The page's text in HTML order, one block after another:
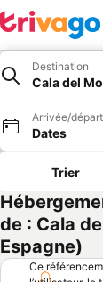
Destination
Cala del
Arrivée/départ
Dates
Trier
de : Cala
Espagne)
Ce